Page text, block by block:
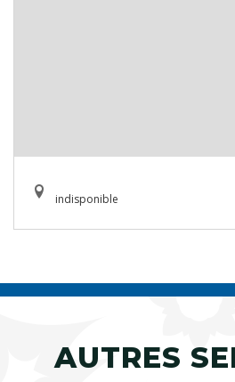
indisponible
AUTRES